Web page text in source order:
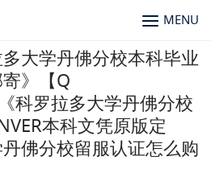
MENU
多大学丹佛分校本科毕业
》【Q
科罗拉多大学丹佛分校
本科文凭原版定
佛分校留服认证怎么购